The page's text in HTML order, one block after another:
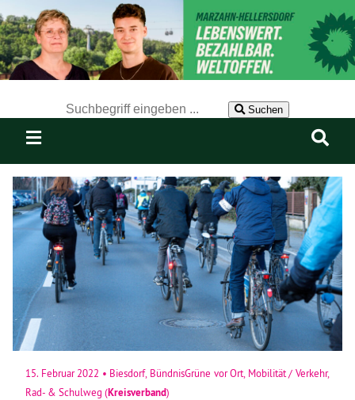
Suchen
15. Februar 2022 • Biesdorf, BündnisGrüne vor Ort Mobilität / Verkehr,
Rad- & Schulweg (Kreisverband)